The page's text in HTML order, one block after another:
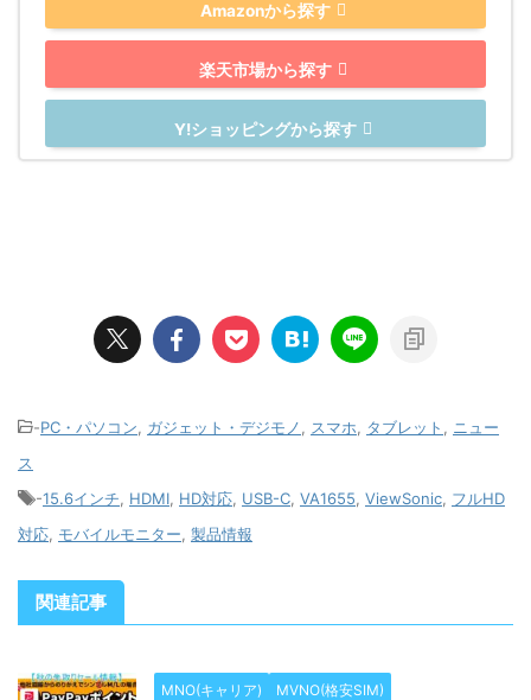
Amazonから探す
楽天市場から探す
Y!ショッピングから探す
-PC・パソコン, ガジェット・デジモノ, スマホ, タブレット , ニュー
ス
-15.6インチ, HDMI, HD対応, USB-C, VA1655, ViewSonic, フルHD
対応, モバイルモニター, 製品情報
関連記事
MNO(キャリア) MVNO(格安SIM)